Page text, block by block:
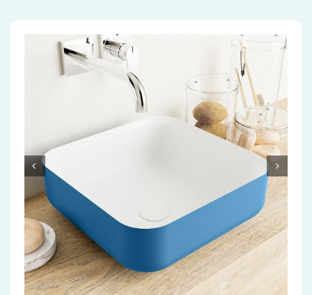
Baden
Radiatoren
Installatiemateriaal
PVC
Tegels